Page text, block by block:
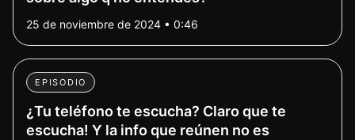
25 de noviembre de 2024 • 0:46
EPISODIO
¿Tu teléfono te escucha? Claro que te
escucha! Y la info que reúnen no es